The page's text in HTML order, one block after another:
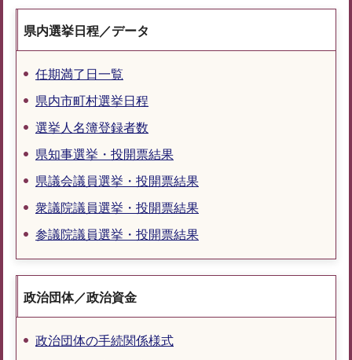
県内選挙日程／データ
任期満了日一覧
県内市町村選挙日程
選挙人名簿登録者数
県知事選挙・投開票結果
県議会議員選挙・投開票結果
衆議院議員選挙・投開票結果
参議院議員選挙・投開票結果
政治団体／政治資金
政治団体の手続関係様式